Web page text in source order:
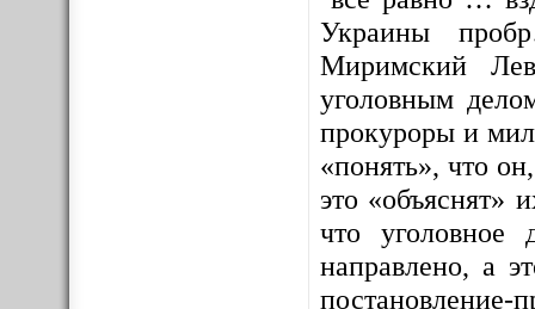
Украины
Миримский
уголовным
прокуроры и
«понять», что
это «объяснят»
что
направлено, а